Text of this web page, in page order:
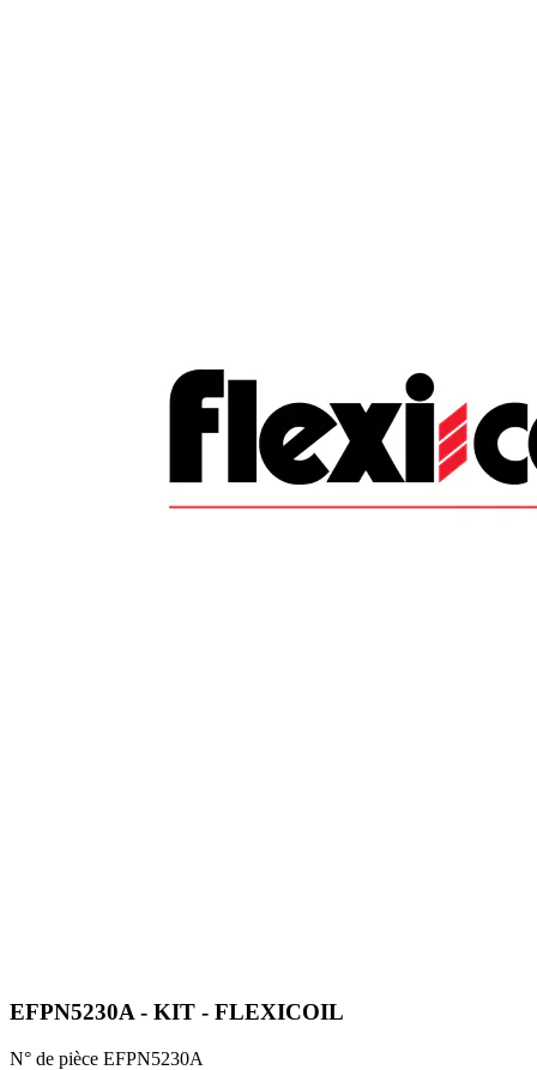
EFPN5230A - KIT - FLEXICOIL
N° de pièce EFPN5230A